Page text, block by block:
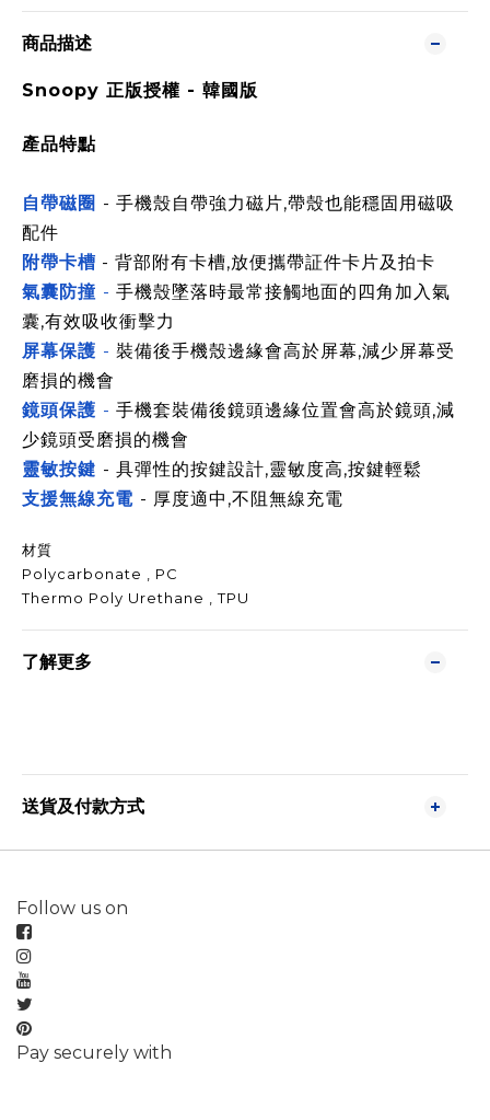
商品描述
Snoopy 正版授權 - 韓國版
產品特點
自帶磁圈 - 手機殼自帶強力磁片,帶殼也能穩固用磁吸
配件
附帶卡槽 - 背部附有卡槽,放便攜帶証件卡片及拍卡
氣囊防撞 - 手機殼墜落時最常接觸地面的四角加入氣
囊,有效吸收衝擊力
屏幕保護 - 裝備後手機殼邊緣會高於屏幕,減少屏幕受
磨損的機會
鏡頭保護 - 手機套裝備後鏡頭邊緣位置會高於鏡頭,減
少鏡頭受磨損的機會
靈敏按鍵 - 具彈性的按鍵設計,靈敏度高,按鍵輕鬆
支援無線充電 - 厚度適中,不阻無線充電
材質
Polycarbonate , PC
Thermo Poly Urethane , TPU
了解更多
送貨及付款方式
Follow us on
Pay securely with